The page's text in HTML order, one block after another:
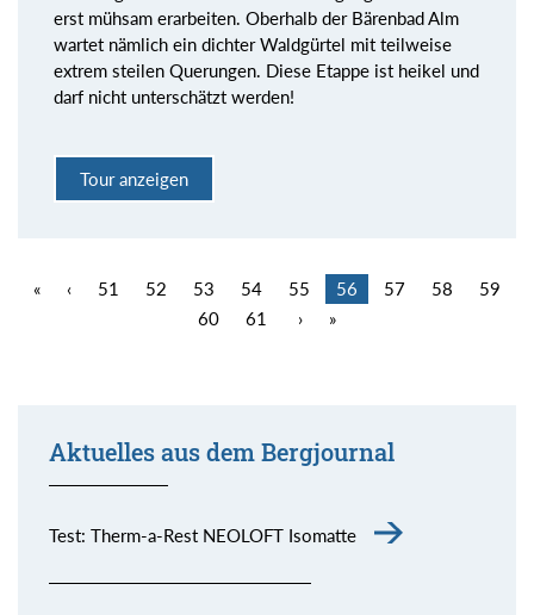
erst mühsam erarbeiten. Oberhalb der Bärenbad Alm
wartet nämlich ein dichter Waldgürtel mit teilweise
extrem steilen Querungen. Diese Etappe ist heikel und
darf nicht unterschätzt werden!
Tour anzeigen
« ‹ 51 52 53 54 55 56 57 58
59
60
61 › »
Aktuelles aus dem Bergjournal
Test: Therm-a-Rest NEOLOFT Isomatte